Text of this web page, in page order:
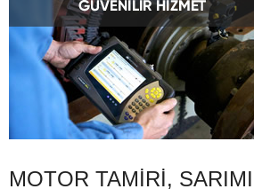
MOTOR TAMIRI,